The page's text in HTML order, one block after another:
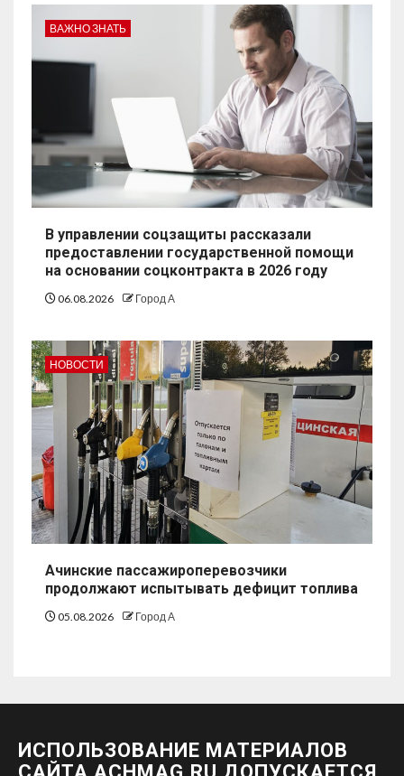
ВАЖНО ЗНАТЬ
В управлении соцзащиты рассказали
предоставлении государственной помощи
на основании соцконтракта в 2026 году
06.08.2026 Город А
НОВОСТИ
Ачинские пассажироперевозчики
продолжают испытывать дефицит топлива
05.08.2026 Город А
ИСПОЛЬЗОВАНИЕ МАТЕРИАЛОВ